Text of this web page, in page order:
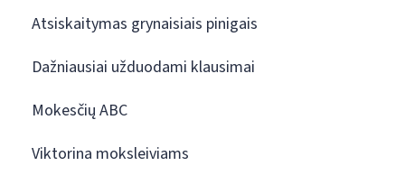
Atsiskaitymas grynaisiais pinigais
Dažniausiai užduodami klausimai
Mokesčių ABC
Viktorina moksleiviams